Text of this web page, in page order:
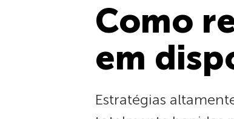
Como
em
Estratégias